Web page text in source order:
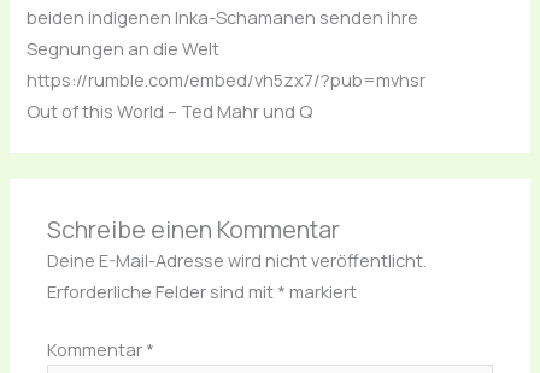
beiden indigenen Inka-Schamanen senden ihre
Segnungen an die Welt
https://rumble.com/embed/vh5zx7/?pub=mvhsr
Out of this World – Ted Mahr und Q
Schreibe einen Kommentar
Deine E-Mail-Adresse wird nicht veröffentlicht.
Erforderliche Felder sind mit * markiert
Kommentar *